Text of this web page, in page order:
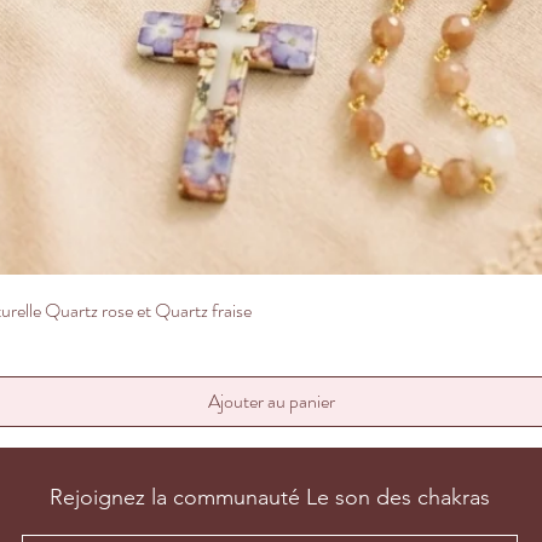
: c’est à dire autant sur le plan
celà ne peut remplacer un
médecin.
modes et indications d’utilisation citées
de référence. Ces informations
ne sauraient en aucun cas constituer
notre responsabilité.
Aperçu rapide
Quartz rose et Quartz fraise
Ajouter au panier
Rejoignez la communauté Le son des chakras